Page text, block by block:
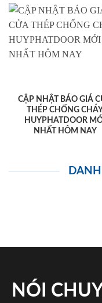
CẬP NHẬT BÁO GIÁ
THÉP CHỐNG CHÁY
HUYPHATDOOR
NHẤT HÔM NAY
NÓI